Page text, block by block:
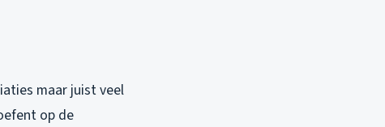
maar juist veel
op de